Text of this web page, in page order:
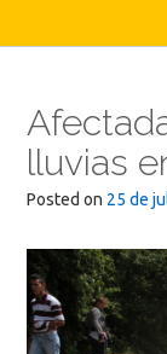
lluvias
Posted on 25 de